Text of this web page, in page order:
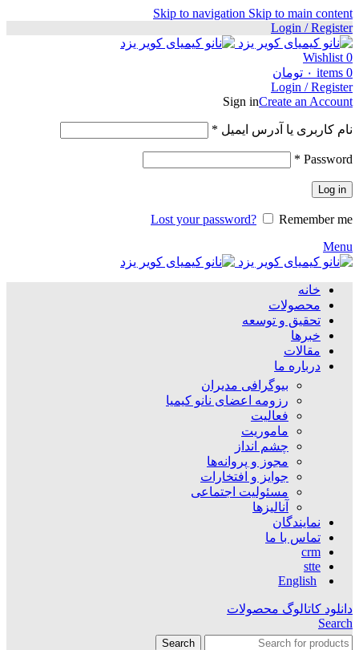
Skip to navigation Skip to main content
Login / Register
0
Wishlist
0
items ۰ تومان
Login / Register
Sign inCreate an Account
نام کاربری یا آدرس ایمیل *
Password
*
Log in
Lost your password?
Remember me
Menu
خانه
محصولات
تحقیق و توسعه
خبرها
مقالات
درباره ما
بیوگرافی مدیران
رزومه اعضای نانو کیمیا
فعالیت
ماموریت
چشم انداز
مجوز و پروانه‌ها
جوایز و افتخارات
مسئولیت اجتماعی
آنالیزها
نمایندگان
تماس با ما
crm
stte
English
دانلود کاتالوگ محصولات
Search
Search